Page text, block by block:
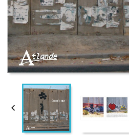
